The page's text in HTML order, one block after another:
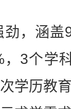
，涵盖9
，3个学
学历教